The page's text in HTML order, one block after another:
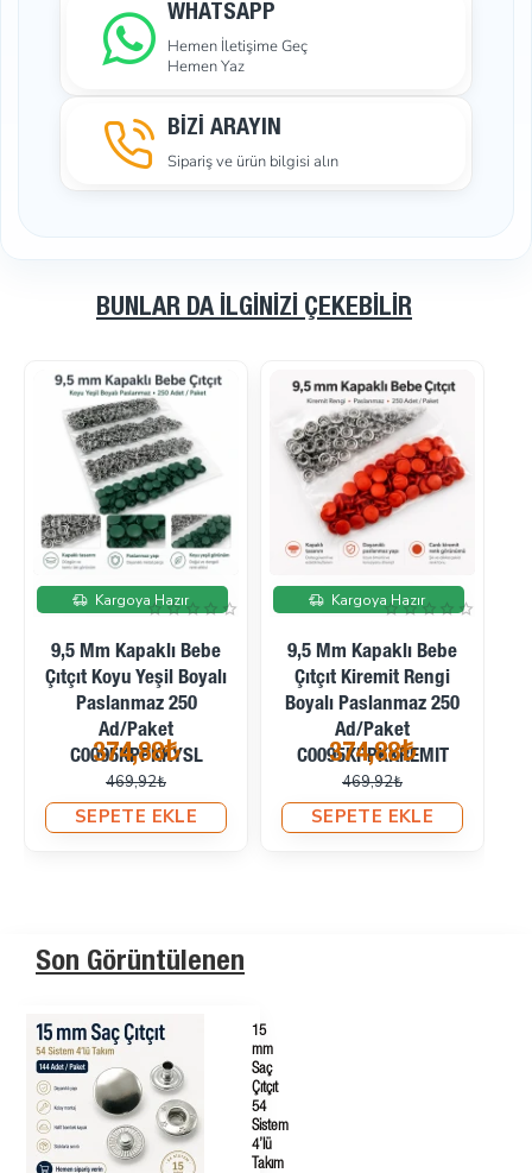
WHATSAPP
Hemen İletişime Geç
Hemen Yaz
BİZİ ARAYIN
Sipariş ve ürün bilgisi alın
BUNLAR DA İLGINIZI ÇEKEBILIR
İndirimde
Kargoya Hazır
9,5 Mm Kapaklı Bebe
Çıtçıt Gri Boyalı
Paslanmaz 250
Ad/Paket C0095KPPKGRI
374,88₺
469,92₺
SEPETE EKLE
İndirimde
Kargoya Hazır
9,5 Mm Kapaklı Bebe
Çıtçıt Saks Mavi Boyalı
Paslanmaz 250
Ad/Paket
C0095KPPSMAVI
374,88₺
469,92₺
SEPETE EKLE
Son Görüntülenen
15
mm
Saç
Çıtçıt
54
Sistem
4’lü
Takım